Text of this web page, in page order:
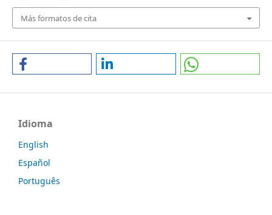
Más formatos de cita
Idioma
English
Español
Português